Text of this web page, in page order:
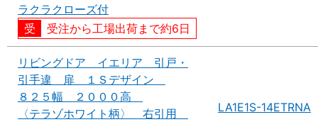
ラクラクローズ付
受注から工場出荷まで約6日
リビングドア イエリア 引戸・
引手違 扉 １Ｓデザイン
８２５幅 ２０００高
〈テラゾホワイト柄〉 右引用
LA1E1S-14ETRNA